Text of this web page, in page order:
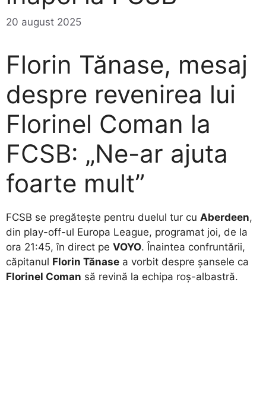
20 august 2025
Florin Tănase, mesaj
despre revenirea lui
Florinel Coman la
FCSB: „Ne-ar ajuta
foarte mult”
FCSB se pregătește pentru duelul tur cu Aberdeen,
din play-off-ul Europa League, programat joi, de la
ora 21:45, în direct pe VOYO. Înaintea confruntării,
căpitanul Florin Tănase a vorbit despre șansele ca
Florinel Coman să revină la echipa roș-albastră.